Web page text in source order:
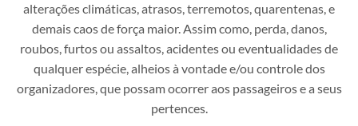
alterações climáticas, atrasos, terremotos, quarentenas, e
demais caos de força maior. Assim como, perda, danos,
roubos, furtos ou assaltos, acidentes ou eventualidades de
qualquer espécie, alheios à vontade e/ou controle dos
organizadores, que possam ocorrer aos passageiros e a seus
pertences.